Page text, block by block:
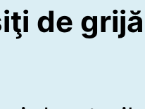
de